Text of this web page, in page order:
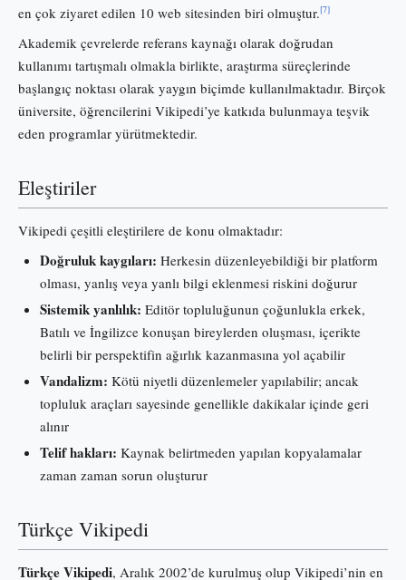
en çok ziyaret edilen 10 web sitesinden biri olmuştur.[7]
Akademik çevrelerde referans kaynağı olarak doğrudan
kullanımı tartışmalı olmakla birlikte, araştırma süreçlerinde
başlangıç noktası olarak yaygın biçimde kullanılmaktadır. Birçok
üniversite, öğrencilerini Vikipedi’ye katkıda bulunmaya teşvik
eden programlar yürütmektedir.
Eleştiriler
Vikipedi çeşitli eleştirilere de konu olmaktadır:
Doğruluk kaygıları: Herkesin düzenleyebildiği bir platform
olması, yanlış veya yanlı bilgi eklenmesi riskini doğurur
Sistemik yanlılık: Editör topluluğunun çoğunlukla erkek,
Batılı ve İngilizce konuşan bireylerden oluşması, içerikte
belirli bir perspektifin ağırlık kazanmasına yol açabilir
Vandalizm: Kötü niyetli düzenlemeler yapılabilir; ancak
topluluk araçları sayesinde genellikle dakikalar içinde geri
alınır
Telif hakları: Kaynak belirtmeden yapılan kopyalamalar
zaman zaman sorun oluşturur
Türkçe Vikipedi
Türkçe Vikipedi, Aralık 2002’de kurulmuş olup Vikipedi’nin en